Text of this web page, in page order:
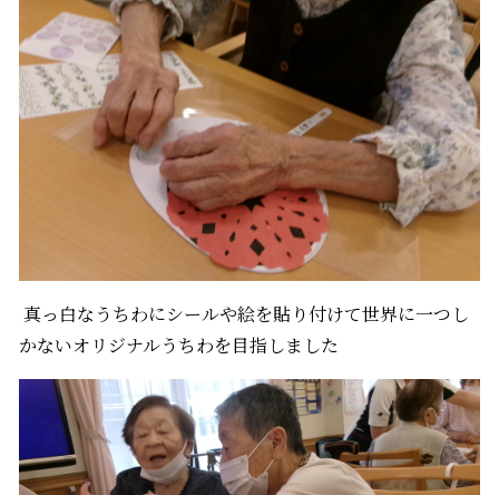
真っ白なうちわにシールや絵を貼り付けて世界に一つし
かないオリジナルうちわを目指しました